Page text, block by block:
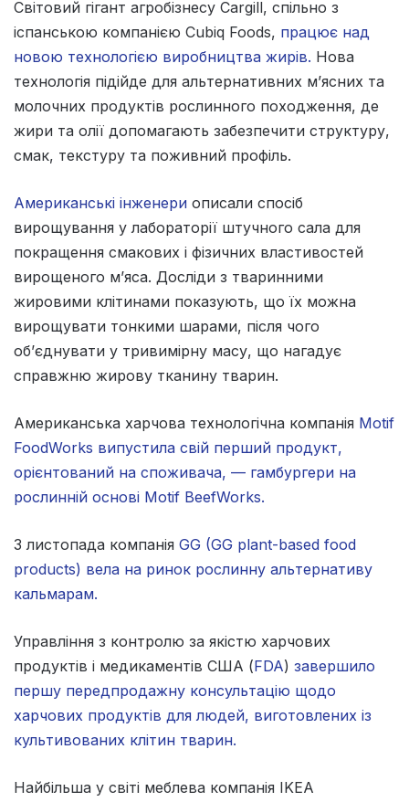
Світовий гігант агробізнесу Cargill, спільно з
іспанською компанією Cubiq Foods, працює над
новою технологією виробництва жирів. Нова
технологія підійде для альтернативних м’ясних та
молочних продуктів рослинного походження, де
жири та олії допомагають забезпечити структуру,
смак, текстуру та поживний профіль.
Американські інженери описали спосіб
вирощування у лабораторії штучного сала для
покращення смакових і фізичних властивостей
вирощеного м’яса. Досліди з тваринними
жировими клітинами показують, що їх можна
вирощувати тонкими шарами, після чого
об’єднувати у тривимірну масу, що нагадує
справжню жирову тканину тварин.
Американська харчова технологічна компанія Motif
FoodWorks випустила свій перший продукт,
орієнтований на споживача, — гамбургери на
рослинній основі Motif BeefWorks.
З листопада компанія GG (GG plant-based food
products) вела на ринок рослинну альтернативу
кальмарам.
Управління з контролю за якістю харчових
продуктів і медикаментів США (FDA) завершило
першу передпродажну консультацію щодо
харчових продуктів для людей, виготовлених із
культивованих клітин тварин.
Найбільша у світі меблева компанія IKEA